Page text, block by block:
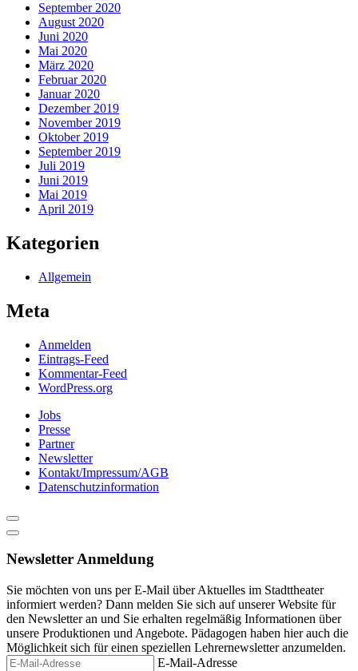
September 2020
August 2020
Juni 2020
Mai 2020
März 2020
Februar 2020
Januar 2020
Dezember 2019
November 2019
Oktober 2019
September 2019
Juli 2019
Juni 2019
Mai 2019
April 2019
Kategorien
Allgemein
Meta
Anmelden
Eintrags-Feed
Kommentar-Feed
WordPress.org
Jobs
Presse
Partner
Newsletter
Kontakt/Impressum/AGB
Datenschutzinformation
Newsletter Anmeldung
Sie möchten von uns per E-Mail über Aktuelles im Stadttheater
informiert werden? Dann melden Sie sich auf unserer Website für
den Newsletter an und Sie erhalten regelmäßig Informationen über
unsere Produktionen und Angebote. Pädagogen haben hier auch die
Möglichkeit sich für einen speziellen Lehrernewsletter anzumelden.
E-Mail-Adresse